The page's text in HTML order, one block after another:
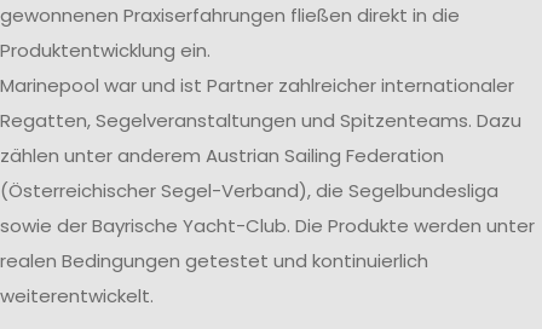
gewonnenen Praxiserfahrungen fließen direkt in die
Produktentwicklung ein.
Marinepool war und ist Partner zahlreicher internationaler
Regatten, Segelveranstaltungen und Spitzenteams. Dazu
zählen unter anderem Austrian Sailing Federation
(Österreichischer Segel-Verband), die Segelbundesliga
sowie der Bayrische Yacht-Club. Die Produkte werden unter
realen Bedingungen getestet und kontinuierlich
weiterentwickelt.